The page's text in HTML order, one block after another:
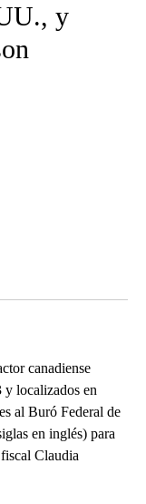
y
canadiense
y localizados en
al Buró Federal de
en inglés) para
Claudia